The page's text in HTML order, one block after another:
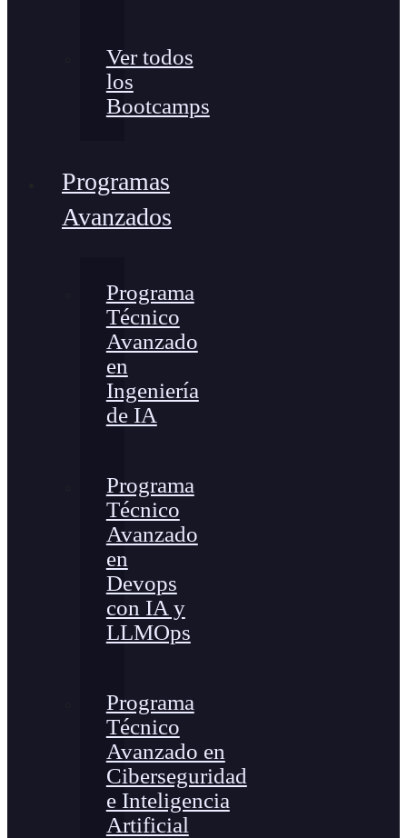
Ver todos
los
Bootcamps
Programas
Avanzados
Programa
Técnico
Avanzado
en
Ingeniería
de IA
Programa
Técnico
Avanzado
en
Devops
con IA y
LLMOps
Programa
Técnico
Avanzado en
Ciberseguridad
e Inteligencia
Artificial